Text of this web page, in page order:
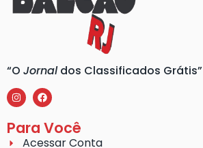
“O Jornaldos Classificados Grátis”
Para Você
Acessar Conta